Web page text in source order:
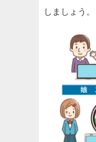
しましょう。